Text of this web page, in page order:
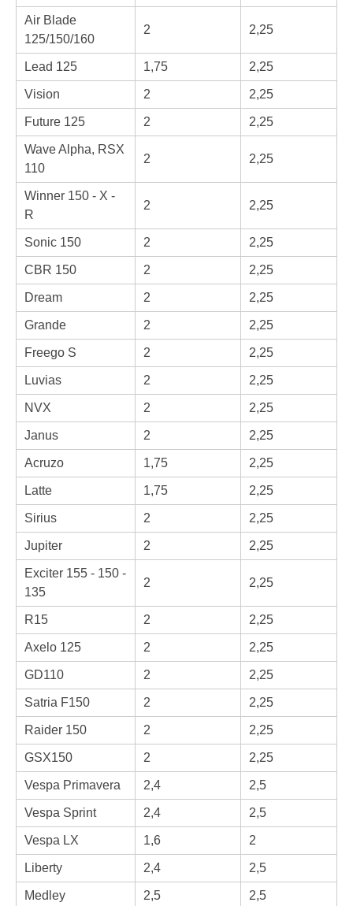
Air Blade
125/150/160
2 2,25
Lead 125 1,75 2,25
Vision 2 2,25
Future 125 2 2,25
Wave Alpha, RSX
110
2 2,25
Winner 150 - X -
R
2 2,25
Sonic 150 2 2,25
CBR 150 2 2,25
Dream 2 2,25
Grande 2 2,25
Freego S 2 2,25
Luvias 2 2,25
NVX 2 2,25
Janus 2 2,25
Acruzo 1,75 2,25
Latte 1,75 2,25
Sirius 2 2,25
Jupiter 2 2,25
Exciter 155 - 150 -
135
2 2,25
R15 2 2,25
Axelo 125 2 2,25
GD110 2 2,25
Satria F150 2 2,25
Raider 150 2 2,25
GSX150 2 2,25
Vespa Primavera 2,4 2,5
Vespa Sprint 2,4 2,5
Vespa LX 1,6 2
Liberty 2,4 2,5
Medley 2,5 2,5